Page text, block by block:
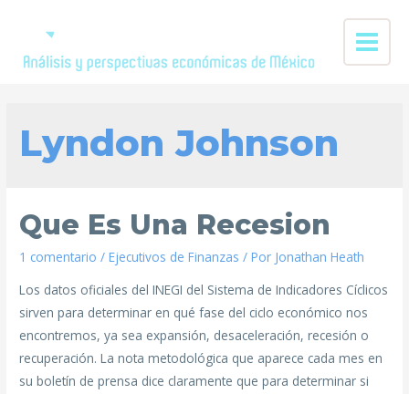
Lyndon Johnson
Que Es Una Recesion
1 comentario /Ejecutivos de Finanzas / Por Jonathan Heath
Los datos oficiales del INEGI del Sistema de Indicadores Cíclicos
sirven para determinar en qué fase del ciclo económico nos
encontremos, ya sea expansión, desaceleración, recesión o
recuperación. La nota metodológica que aparece cada mes en
su boletín de prensa dice claramente que para determinar si